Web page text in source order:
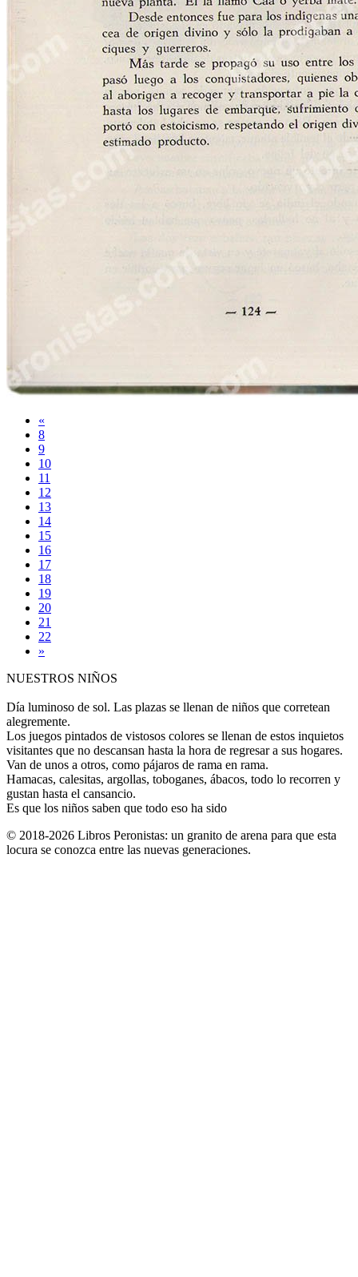
«
8
9
10
11
12
13
14
15
16
17
18
19
20
21
22
»
NUESTROS NIÑOS
Día luminoso de sol. Las plazas se llenan de niños que corretean
alegremente.
Los juegos pintados de vistosos colores se llenan de estos inquietos
visitantes que no descansan hasta la hora de regresar a sus hogares.
Van de unos a otros, como pájaros de rama en rama.
Hamacas, calesitas, argollas, toboganes, ábacos, todo lo recorren y
gustan hasta el cansancio.
Es que los niños saben que todo eso ha sido
© 2018-2026 Libros Peronistas: un granito de arena para que esta
locura se conozca entre las nuevas generaciones.